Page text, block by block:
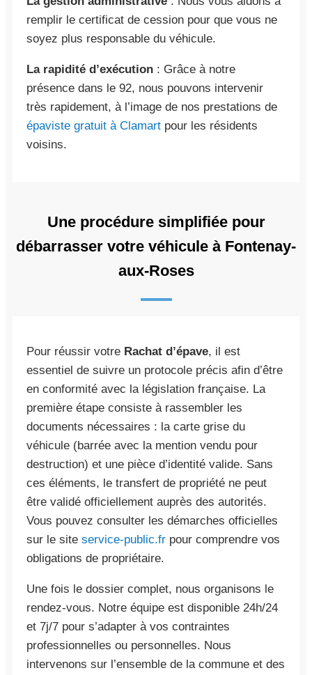
remplir le certificat de cession pour que vous ne
soyez plus responsable du véhicule.
La rapidité d’exécution : Grâce à notre
présence dans le 92, nous pouvons intervenir
très rapidement, à l’image de nos prestations de
épaviste gratuit à Clamart pour les résidents
voisins.
Une procédure simplifiée pour
débarrasser votre véhicule à Fontenay-
aux-Roses
Pour réussir votre Rachat d’épave, il est
essentiel de suivre un protocole précis afin d’être
en conformité avec la législation française. La
première étape consiste à rassembler les
documents nécessaires : la carte grise du
véhicule (barrée avec la mention vendu pour
destruction) et une pièce d’identité valide. Sans
ces éléments, le transfert de propriété ne peut
être validé officiellement auprès des autorités.
Vous pouvez consulter les démarches officielles
sur le site service-public.fr pour comprendre vos
obligations de propriétaire.
Une fois le dossier complet, nous organisons le
rendez-vous. Notre équipe est disponible 24h/24
et 7j/7 pour s’adapter à vos contraintes
professionnelles ou personnelles. Nous
intervenons sur l’ensemble de la commune et des